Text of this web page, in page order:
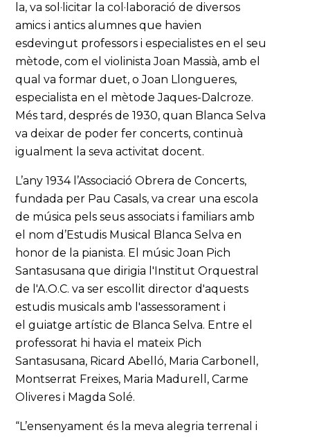
la, va sol·licitar la col·laboració de diversos
amics i antics alumnes que havien
esdevingut professors i especialistes en el seu
mètode, com el violinista Joan Massià, amb el
qual va formar duet, o Joan Llongueres,
especialista en el mètode Jaques-Dalcroze.
Més tard, després de 1930, quan Blanca Selva
va deixar de poder fer concerts, continuà
igualment la seva activitat docent.
L’any 1934 l’Associació Obrera de Concerts,
fundada per Pau Casals, va crear una escola
de música pels seus associats i familiars amb
el nom d’Estudis Musical Blanca Selva en
honor de la pianista. El músic Joan Pich
Santasusana que dirigia l'Institut Orquestral
de l'A.O.C. va ser escollit director d'aquests
estudis musicals amb l'assessorament i
el guiatge artístic de Blanca Selva. Entre el
professorat hi havia el mateix Pich
Santasusana, Ricard Abelló, Maria Carbonell,
Montserrat Freixes, Maria Madurell, Carme
Oliveres i Magda Solé.
“L’ensenyament és la meva alegria terrenal i